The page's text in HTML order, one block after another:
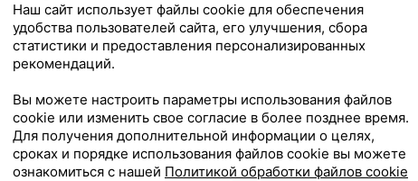
Рекомендую
Наш сайт использует файлы cookie для обеспечения
удобства пользователей сайта, его улучшения, сбора
статистики и предоставления персонализированных
рекомендаций.
Вы можете настроить параметры использования файлов
cookie или изменить свое согласие в более позднее время.
Для получения дополнительной информации о целях,
сроках и порядке использования файлов cookie вы можете
ознакомиться с нашей Политикой обработки файлов cookie